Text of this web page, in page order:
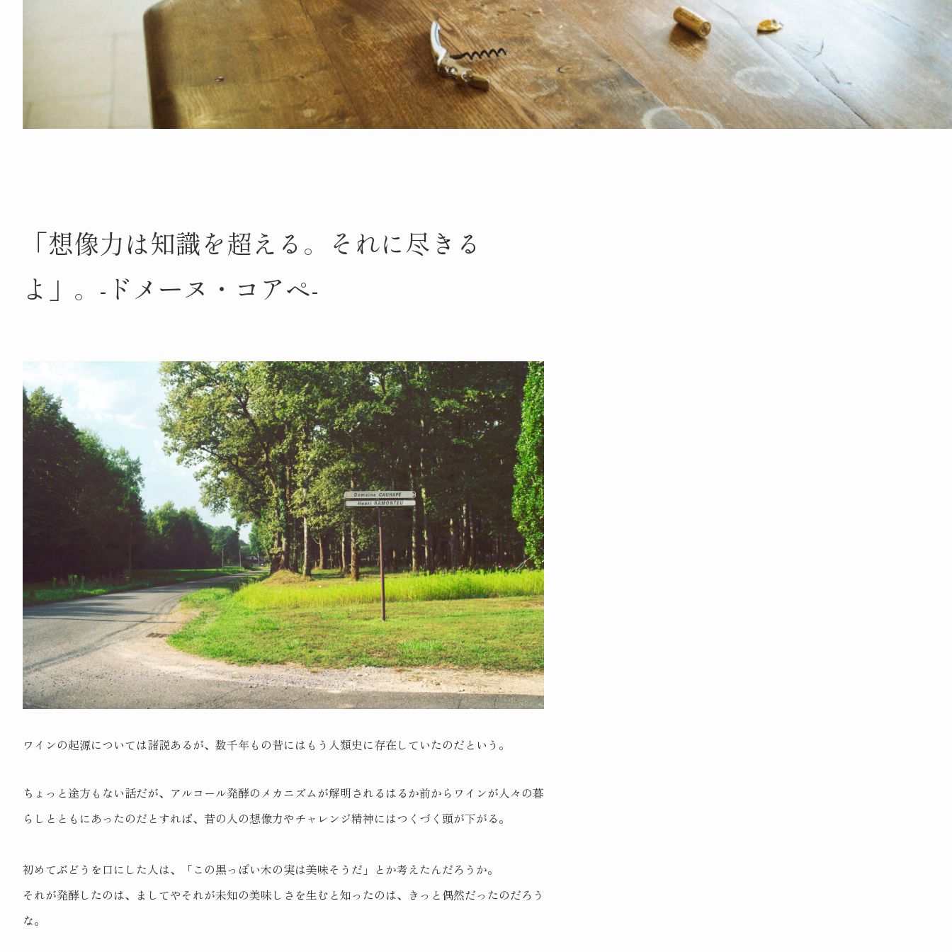
「想像力は知識を超える。それに尽きる
よ」。-ドメーヌ・コアペ-
ワインの起源については諸説あるが、数千年もの昔にはもう人類史に存在していたのだという。
ちょっと途方もない話だが、アルコール発酵のメカニズムが解明されるはるか前からワインが人々の暮
らしとともにあったのだとすれば、昔の人の想像力やチャレンジ精神にはつくづく頭が下がる。
初めてぶどうを口にした人は、「この黒っぽい木の実は美味そうだ」とか考えたんだろうか。
それが発酵したのは、ましてやそれが未知の美味しさを生むと知ったのは、きっと偶然だったのだろう
な。